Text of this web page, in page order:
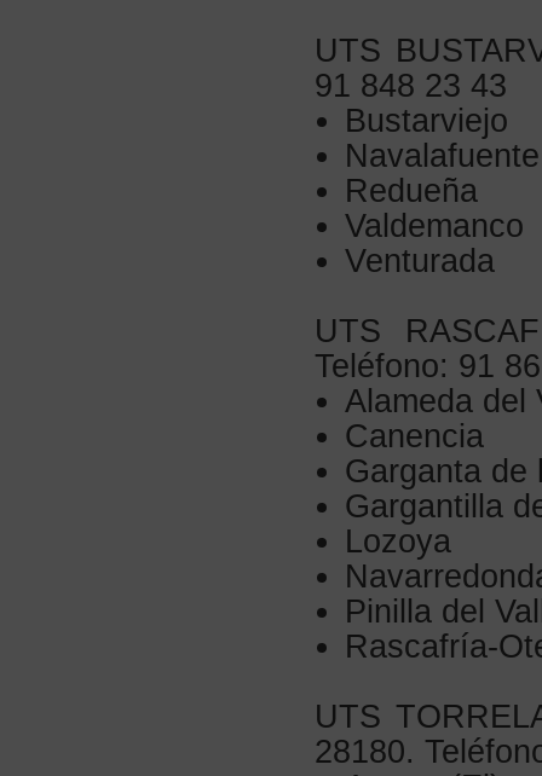
UTS
91 848 23 43
Bustarviejo
Navalafuente
Redueña
Valdemanco
Venturada
UTS
Teléfono: 91
Alameda del
Canencia
Garganta de
Gargantilla
Lozoya
Pinilla del
Rascafría-
UTS
28180.